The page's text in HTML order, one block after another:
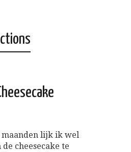
maanden lijk ik wel
cheesecake te